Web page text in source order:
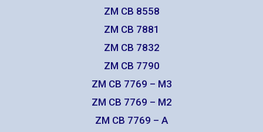
ZM CB 8558
ZM CB 7881
ZM CB 7832
ZM CB 7790
ZM CB 7769 – M3
ZM CB 7769 – M2
ZM CB 7769 – A